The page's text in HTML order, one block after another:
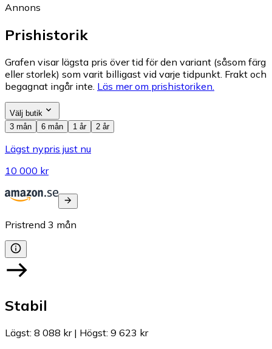
Annons
Prishistorik
Grafen visar lägsta pris över tid för den variant (såsom färg
eller storlek) som varit billigast vid varje tidpunkt. Frakt och
begagnat ingår inte. Läs mer om prishistoriken.
Välj butik
3 mån
6 mån 1 år 2 år
Lägst nypris just nu
10 000 kr
Pristrend 3 mån
Stabil
Lägst: 8 088 kr| Högst: 9 623 kr